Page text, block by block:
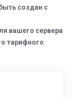
создан с
вашего сервера
тарифного